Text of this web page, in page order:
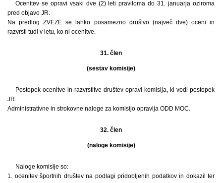
Ocenitev se opravi vsaki dve (2) leti praviloma do 31. januarja oziroma
pred objavo JR.
Na predlog ZVEZE se lahko posamezno društvo (največ dve) oceni in
razvrsti tudi v letu, ko ni ocenitve.
31. člen
(sestav komisije)
Postopek ocenitve in razvrstitve društev opravi komisija, ki vodi postopek
JR.
Administrativne in strokovne naloge za komisijo opravlja ODD MOC.
32. člen
(naloge komisije)
Naloge komisije so:
1. ocenitev športnih društev na podlagi pridobljenih podatkov in dokazil ter